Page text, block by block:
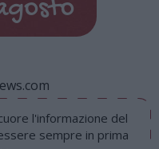
l'informazione del
sempre in prima